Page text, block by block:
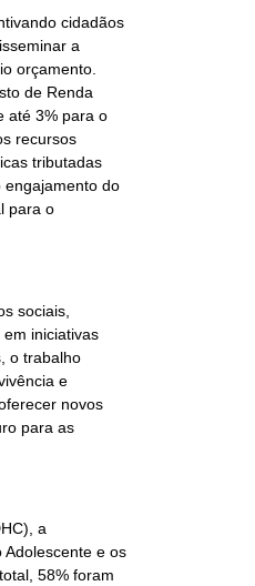
cidadãos
a
orçamento.
de Renda
até 3% para o
recursos
tributadas
engajamento do
para o
sociais,
iniciativas
o trabalho
e
novos
para as
a
e os
58% foram